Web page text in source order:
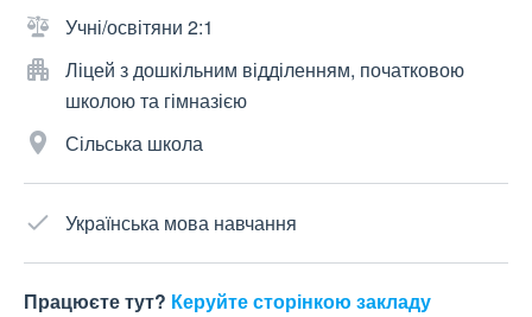
Учні/освітяни 2:1
Ліцей з дошкільним відділенням, початковою
школою та гімназією
Сільська школа
Українська мова навчання
Працюєте тут? Керуйте сторінкою закладу